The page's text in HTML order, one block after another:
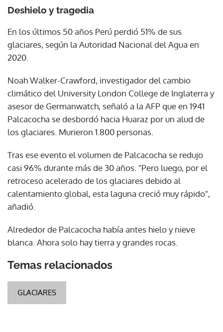
Deshielo y tragedia
En los últimos 50 años Perú perdió 51% de sus
glaciares, según la Autoridad Nacional del Agua en
2020.
Noah Walker-Crawford, investigador del cambio
climático del University London College de Inglaterra y
asesor de Germanwatch, señaló a la AFP que en 1941
Palcacocha se desbordó hacia Huaraz por un alud de
los glaciares. Murieron 1.800 personas.
Tras ese evento el volumen de Palcacocha se redujo
casi 96% durante más de 30 años. "Pero luego, por el
retroceso acelerado de los glaciares debido al
calentamiento global, esta laguna creció muy rápido",
añadió.
Alrededor de Palcacocha había antes hielo y nieve
blanca. Ahora solo hay tierra y grandes rocas.
Temas relacionados
GLACIARES